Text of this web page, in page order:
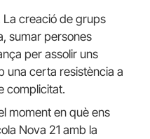
creació de grups
sumar persones
per assolir uns
una certa resistència a
complicitat.
moment en què ens
Nova 21 amb la